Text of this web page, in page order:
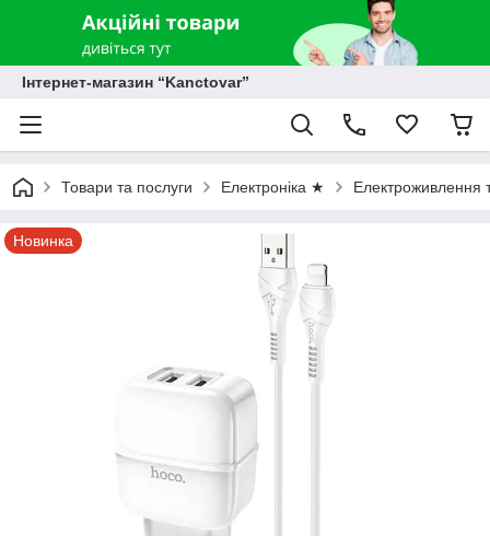
Інтернет-магазин “Kanctovar”
Товари та послуги Електроніка ★ Електроживлення
Новинка